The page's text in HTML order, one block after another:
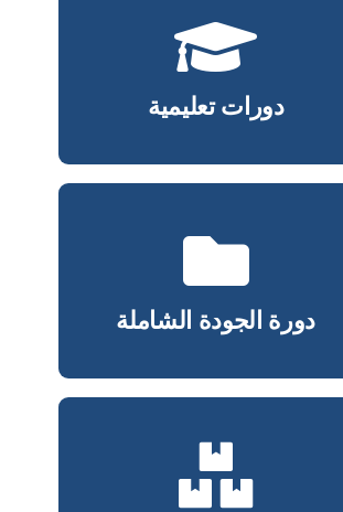
دورات تعليمية
دورات تعليمية
دورة الجودة الشاملة
دورة الجودة الشاملة
اللوجستيات